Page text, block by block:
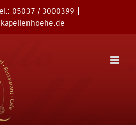
05037 / 3000399